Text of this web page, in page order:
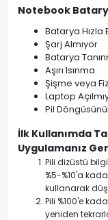
Notebook
Batarya Hızla
Şarj Almıyor
Batarya
Aşırı Isınma
Şişme veya
Laptop
Pil
İlk Kullanımda
Uygulamanız
Pili dizüstü
%5-%10'a
kullanarak
Pili %100'e
yeniden